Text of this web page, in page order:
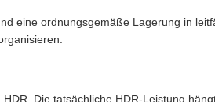
eine ordnungsgemäße Lagerung in
Die tatsächliche HDR-Leistung